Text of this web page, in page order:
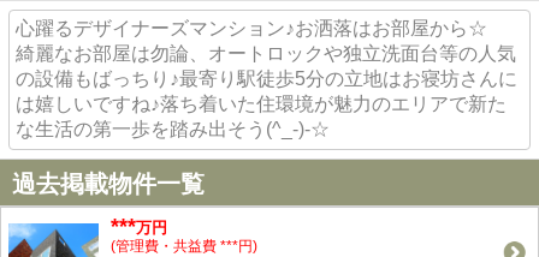
心躍るデザイナーズマンション♪お洒落はお部屋から☆
綺麗なお部屋は勿論、オートロックや独立洗面台等の人気
の設備もばっちり♪最寄り駅徒歩5分の立地はお寝坊さんに
は嬉しいですね♪落ち着いた住環境が魅力のエリアで新た
な生活の第一歩を踏み出そう(^_-)-☆
過去掲載物件一覧
***万円
(管理費・共益費 ***円)